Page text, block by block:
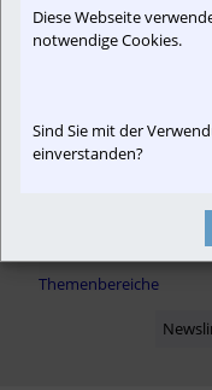
Interessensgruppen
Themenbereiche
Diese Webseite
notwendige Cookies.
Sind Sie mit der
einverstanden?